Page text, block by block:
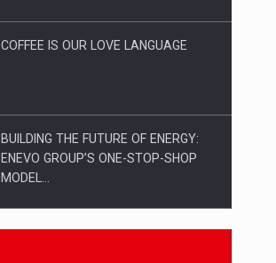
COFFEE IS OUR LOVE LANGUAGE
BUILDING THE FUTURE OF ENERGY:
ENEVO GROUP’S ONE-STOP-SHOP
MODEL…
ROOTED IN ROMANIA, BUILT TO